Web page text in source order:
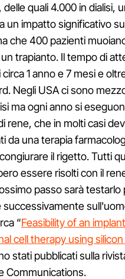
quali 4.000 in dialisi,
un impatto significativo
che 400 pazienti
trapianto. Il tempo di
1 anno e 7 mesi e
Negli USA ci sono
ma ogni anno si
rene, che in molti casi
da una terapia
il rigetto. Tutti
essere risolti con il
passo sarà testarlo
successivamente
“Feasibility of an
cell therapy using
stati pubblicati sulla
Communications.